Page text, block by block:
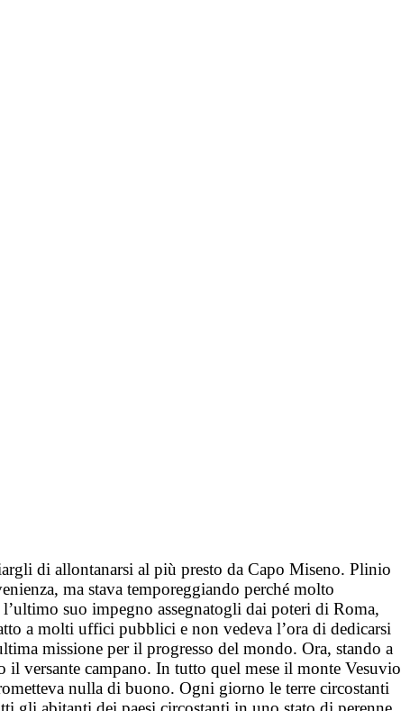
di allontanarsi al più presto da Capo Miseno. Plinio
ma stava temporeggiando perché molto
suo impegno assegnatogli dai poteri di Roma,
a molti uffici pubblici e non vedeva l’ora di dedicarsi
missione per il progresso del mondo. Ora, stando a
versante campano. In tutto quel mese il monte Vesuvio
nulla di buono. Ogni giorno le terre circostanti